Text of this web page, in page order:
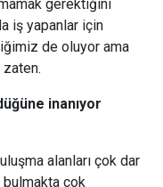
gerektiğini
iş yapanlar için
de oluyor ama
zaten.
inanıyor
alanları çok dar
bulmakta çok